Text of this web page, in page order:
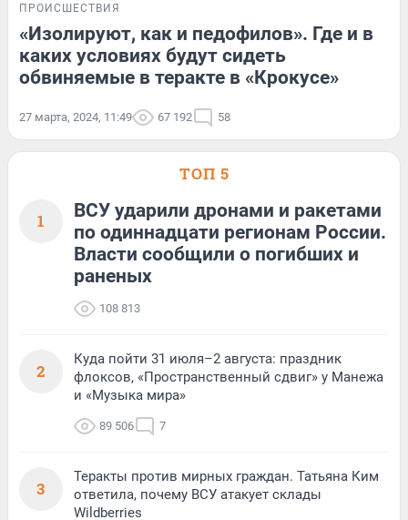
ПРОИСШЕСТВИЯ
«Изолируют, как и педофилов». Где и в
каких условиях будут сидеть
обвиняемые в теракте в «Крокусе»
27 марта, 2024, 11:49 67 192 58
ТОП 5
1
ВСУ ударили дронами и ракетами
по одиннадцати регионам России.
Власти сообщили о погибших и
раненых
108 813
2
Куда пойти 31 июля–2 августа: праздник
флоксов, «Пространственный сдвиг» у Манежа
и «Музыка мира»
89 506 7
3
Теракты против мирных граждан. Татьяна Ким
ответила, почему ВСУ атакует склады
Wildberries